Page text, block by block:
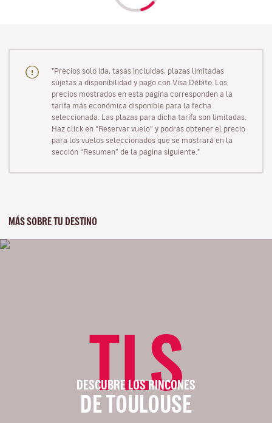
"Precios solo ida, tasas incluidas, plazas limitadas
sujetas a disponibilidad y pago con Visa Débito. Los
precios mostrados en esta página corresponden a la
tarifa más económica disponible para la fecha
seleccionada. Las plazas para dicha tarifa son limitadas.
Haz click en “Reservar vuelo” y podrás obtener el precio
para los vuelos seleccionados que se mostrará en la
sección “Resumen” de la página siguiente."
MÁS SOBRE TU DESTINO
TLS
DESCUBRE LOS RINCONES
DE TOULOUSE